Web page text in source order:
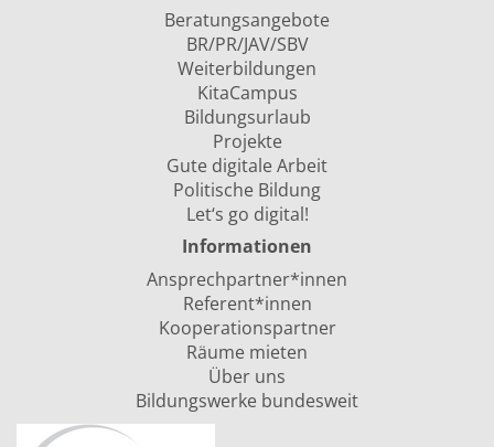
Beratungsangebote
BR/PR/JAV/SBV
Weiterbildungen
KitaCampus
Bildungsurlaub
Projekte
Gute digitale Arbeit
Politische Bildung
Let‘s go digital!
Informationen
Ansprechpartner*innen
Referent*innen
Kooperationspartner
Räume mieten
Über uns
Bildungswerke bundesweit